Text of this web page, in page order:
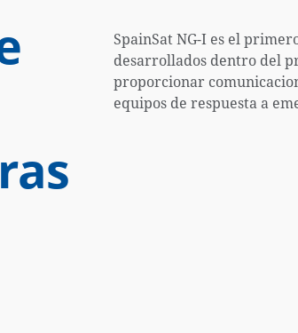
SpainSat NG-I es el
desarrollados dentro del
proporcionar
equipos de respuesta a